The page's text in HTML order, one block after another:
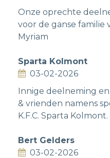
Onze oprechte
voor de ganse familie
Myriam
Sparta Kolmont
03-02-2026
Innige deelneming
& vrienden namens
K.F.C. Sparta Kolmont.
Bert Gelders
03-02-2026